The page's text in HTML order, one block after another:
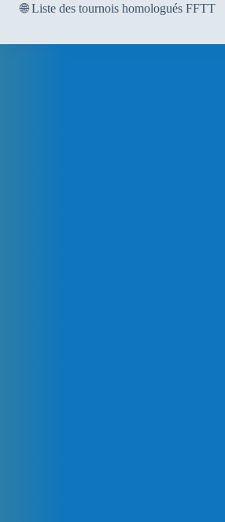
🌐Liste des tournois homologués FFTT